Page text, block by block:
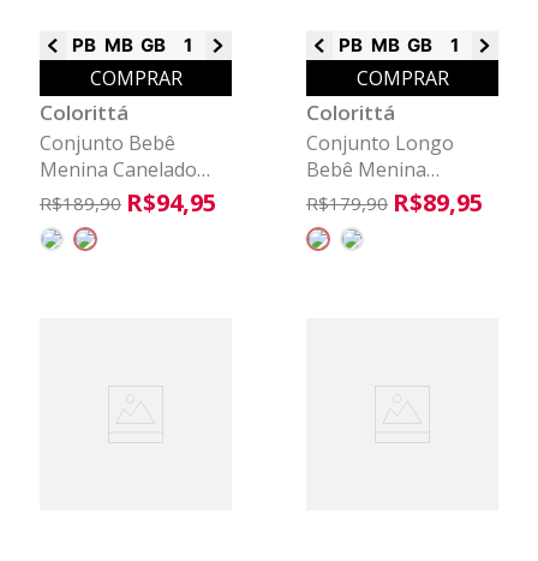
PB MB GB 1 2
COMPRAR
Colorittá
Conjunto Bebê
Menina Canelado
Com Babado
Colorittá Cinza
R$189,90 R$94,95
PB MB GB 1 2
COMPRAR
Colorittá
Conjunto Longo
Bebê Menina
Peluciado Colorittá
Bege
R$179,90 R$89,95